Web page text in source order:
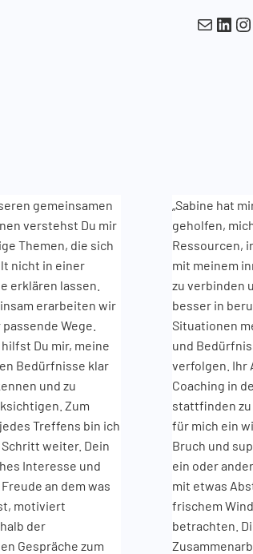
E-Mail LinkedIn Instagram
gemeinsamen
verstehst Du mir
Themen, die sich
nicht in einer
erklären lassen.
erarbeiten wir
Wege.
hilfst Du mir, meine
Bedürfnisse klar
und zu
Zum
Treffens bin ich
weiter. Dein
Interesse und
an dem was
motiviert
der
Gespräche zum
„Sabine hat
geholfen,
Ressourcen,
mit meinem
zu verbinden
besser in
Situationen
und
verfolgen. Ihr
Coaching in
stattfinden zu
für mich ein
Bruch und
ein oder
mit etwas
frischem
betrachten.